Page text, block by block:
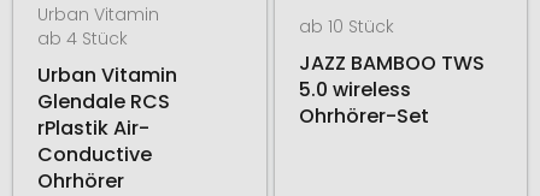
Urban Vitamin
ab 4 Stück
Urban Vitamin
Glendale RCS
rPlastik Air-
Conductive
Ohrhörer
ab 10 Stück
JAZZ BAMBOO TWS
5.0 wireless
Ohrhörer-Set